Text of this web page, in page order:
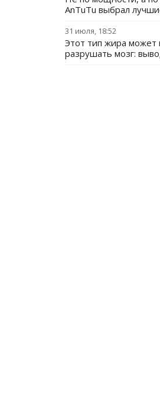
AnTuTu выбрал
31 июля, 18:52
Этот тип жира может
разрушать мозг: